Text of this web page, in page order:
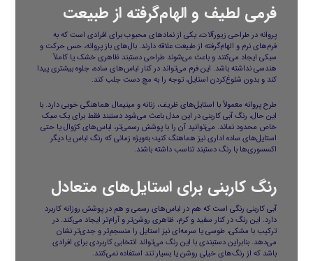
فرمی لطیف و الهام‌گرفته از طبیعت
پروانه در طراحی زیورآلات، یکی از نمادهای محبوب برای افرادی است که به
فرم‌های نرم و الهام‌گرفته از طبیعت علاقه دارند. بال‌های باز پروانه، حس حرکت و
سبکی ایجاد می‌کنند و باعث می‌شوند طراحی دستبند ظاهری خشک یا کاملاً
هندسی نداشته باشد. این فرم می‌تواند در کنار لباس‌های ساده، جلوه بیشتری پیدا
کند و بدون شلوغ‌کردن استایل، توجه را به مچ دست جلب کند.
طرح پروانه معمولاً با استایل‌های ظریف، زنانه و مینیمال هماهنگی خوبی دارد. با
این حال، رنگ آبی کاربنی در این مدل باعث می‌شود دستبند فقط برای یک سبک
خاص محدود نماند. می‌توانید آن را با پوشش رسمی‌تر، لباس‌های کژوال یا حتی
استایل‌های ساده اداری نیز هماهنگ کنید؛ به‌ویژه زمانی که رنگ لباس یا دیگر
اکسسوری‌ها با رنگ دستبند تناسب داشته باشند.
رنگ کاربنی برای استایل‌های متعادل
آبی کاربنی رنگی است که هم در لباس‌های رسمی و هم در پوشش روزانه کاربرد
دارد. این رنگ در کنار سفید و کرم، ظاهری روشن‌تر و آرام‌تر ایجاد می‌کند. در
ترکیب با مشکی، طوسی یا سرمه‌ای نیز استایل را منسجم‌تر و جدی‌تر نشان
می‌دهد. بنابراین دستبندی با این رنگ می‌تواند انتخابی کاربردی برای افرادی
باشد که از رنگ‌های خیلی روشن یا بسیار تند استفاده نمی‌کنند.